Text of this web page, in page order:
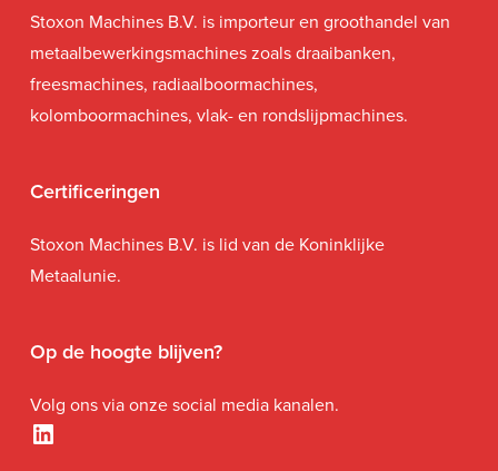
Stoxon Machines B.V. is importeur en groothandel van
metaalbewerkingsmachines zoals draaibanken,
freesmachines, radiaalboormachines,
kolomboormachines, vlak- en rondslijpmachines.
Certificeringen
Stoxon Machines B.V. is lid van de Koninklijke
Metaalunie.
Op de hoogte blijven?
Volg ons via onze social media kanalen.
LinkedIn